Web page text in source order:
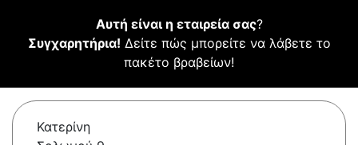
Αυτή είναι η εταιρεία σας?
Συγχαρητήρια! Δείτε πώς μπορείτε να λάβετε το
πακέτο βραβείων!
Κατερίνη